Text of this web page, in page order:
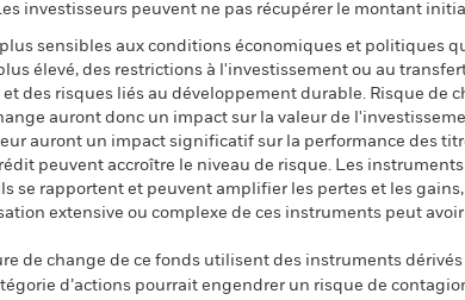
investisseurs peuvent ne pas récupérer le montant
sensibles aux conditions économiques et politiques
élevé, des restrictions à l'investissement ou au
des risques liés au développement durable. Risque de
auront donc un impact sur la valeur de
auront un impact significatif sur la performance des
peuvent accroître le niveau de risque. Les
se rapportent et peuvent amplifier les pertes et les
extensive ou complexe de ces instruments peut
de change de ce fonds utilisent des instruments
d’actions pourrait engendrer un risque de